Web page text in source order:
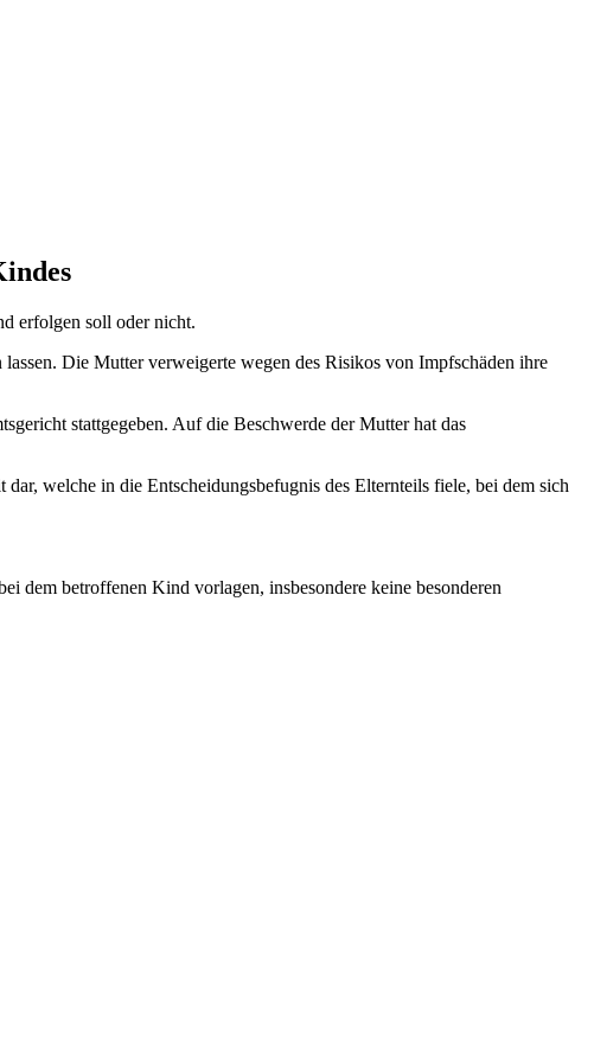
erfolgen soll oder nicht.
Die Mutter verweigerte wegen des Risikos von Impfschäden ihre
stattgegeben. Auf die Beschwerde der Mutter hat das
welche in die Entscheidungsbefugnis des Elternteils fiele, bei dem sich
dem betroffenen Kind vorlagen, insbesondere keine besonderen